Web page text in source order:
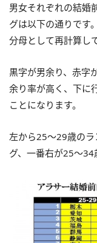
男女それぞれの結婚
グは以下の通りです
分母として再計算し
黒字が男余り、赤字
余り率が高く、下に
ことになります。
左から25～29歳の
グ、一番右が25～34